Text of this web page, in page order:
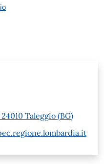
Taleggio (BG)